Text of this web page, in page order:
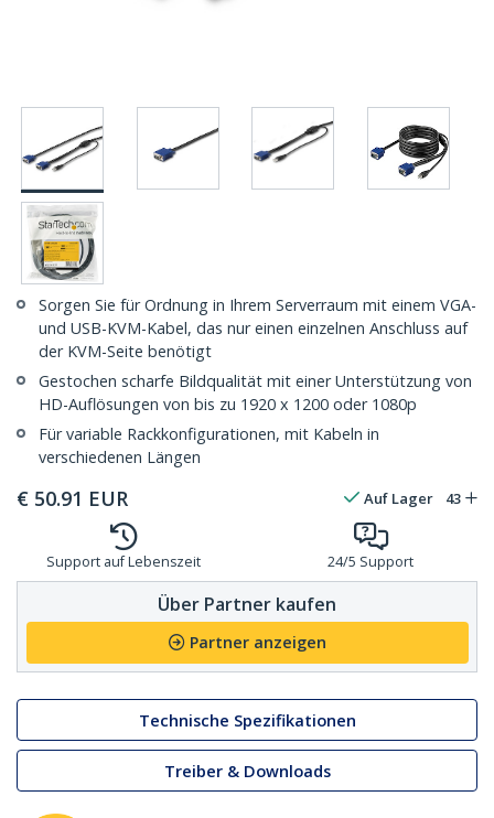
Sorgen Sie für Ordnung in Ihrem Serverraum mit einem VGA-
und USB-KVM-Kabel, das nur einen einzelnen Anschluss auf
der KVM-Seite benötigt
Gestochen scharfe Bildqualität mit einer Unterstützung von
HD-Auflösungen von bis zu 1920 x 1200 oder 1080p
Für variable Rackkonfigurationen, mit Kabeln in
verschiedenen Längen
€ 50.91 EUR Auf Lager 43
Support auf Lebenszeit 24/5 Support
Über Partner kaufen
Partner anzeigen
Technische Spezifikationen
Treiber & Downloads